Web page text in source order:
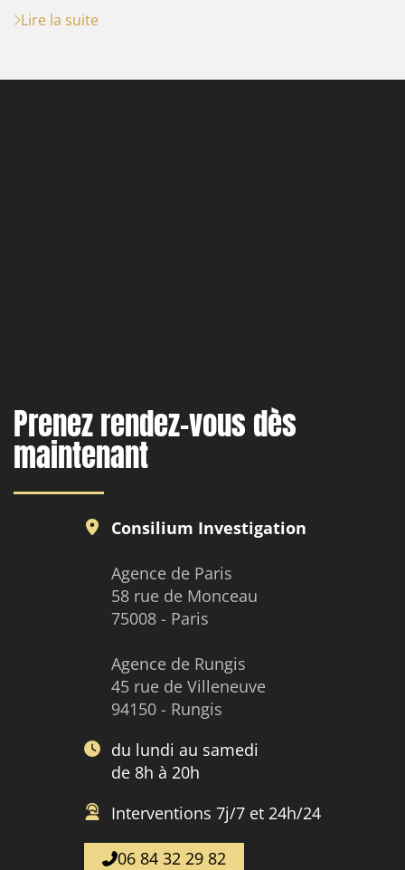
Lire la suite
Prenez rendez-vous dès
maintenant
Consilium Investigation
Agence de Paris
58 rue de Monceau
75008 - Paris
Agence de Rungis
45 rue de Villeneuve
94150 - Rungis
du lundi au samedi
de 8h à 20h
Interventions 7j/7 et 24h/24
06 84 32 29 82